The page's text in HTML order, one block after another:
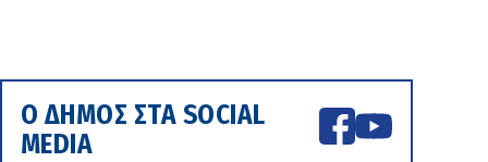
Ο ΔΗΜΟΣ ΣΤΑ SOCIAL
MEDIA